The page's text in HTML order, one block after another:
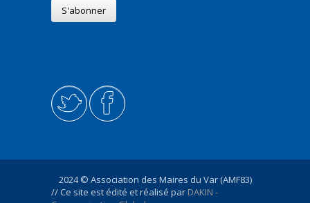
2024 © Association des Maires du Var (AMF83)
// Ce site est édité et réalisé par DAKIN -